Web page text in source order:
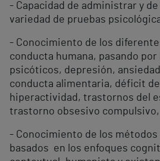
- Capacidad de administrar y
variedad de pruebas
- Conocimiento de los
conducta humana, pasando
psicóticos, depresión,
conducta alimentaria, déficit
hiperactividad, trastornos del
trastorno obsesivo
- Conocimiento de los
basados en los enfoques